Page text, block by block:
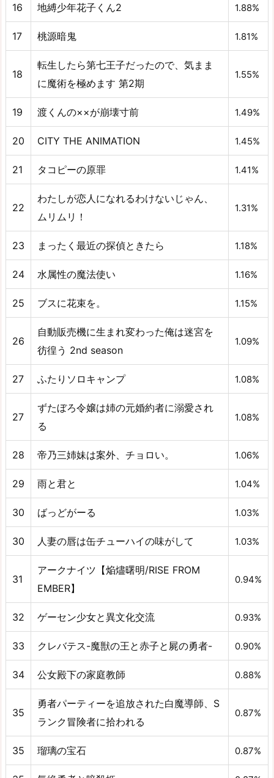
16 地縛少年花子くん2 1.88%
17 桃源暗鬼 1.81%
18
転生したら第七王子だったので、気まま
に魔術を極めます 第2期
1.55%
19 渡くんの××が崩壊寸前 1.49%
20 CITY THE ANIMATION 1.45%
21 タコピーの原罪 1.41%
22
わたしが恋人になれるわけないじゃん、
ムリムリ！
1.31%
23 まったく最近の探偵ときたら 1.18%
24 水属性の魔法使い 1.16%
25 ブスに花束を。 1.15%
26
自動販売機に生まれ変わった俺は迷宮を
彷徨う 2nd season
1.09%
27 ふたりソロキャンプ 1.08%
27
ずたぼろ令嬢は姉の元婚約者に溺愛され
る
1.08%
28 帝乃三姉妹は案外、チョロい。 1.06%
29 雨と君と 1.04%
30 ばっどがーる 1.03%
30 人妻の唇は缶チューハイの味がして 1.03%
31
アークナイツ【焔燼曙明/RISE FROM
EMBER】
0.94%
32 ゲーセン少女と異文化交流 0.93%
33 クレバテス-魔獣の王と赤子と屍の勇者- 0.90%
34 公女殿下の家庭教師 0.88%
35
勇者パーティーを追放された白魔導師、S
ランク冒険者に拾われる
0.87%
35 瑠璃の宝石 0.87%